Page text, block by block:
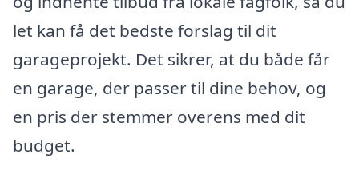
let kan få det bedste forslag til dit
garageprojekt. Det sikrer, at du både får
en garage, der passer til dine behov, og
en pris der stemmer overens med dit
budget.